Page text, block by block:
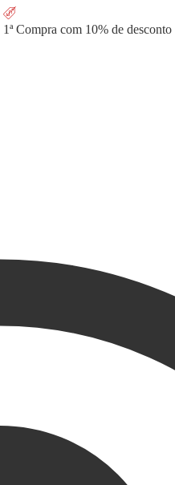
1ª Compra com 10% de desconto